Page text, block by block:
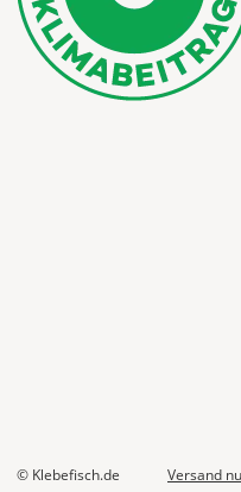
© Klebefisch.de Versand